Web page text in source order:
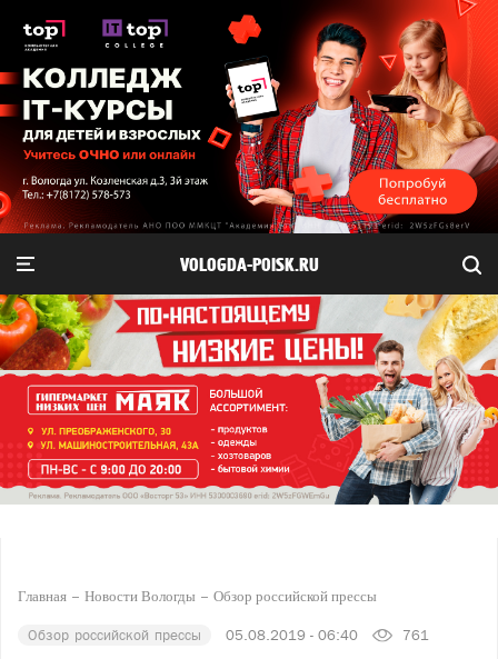
VOLOGDA-POISK.RU
Главная Новости Вологды Обзор российской прессы
Обзор российской прессы 05.08.2019 - 06:40 761